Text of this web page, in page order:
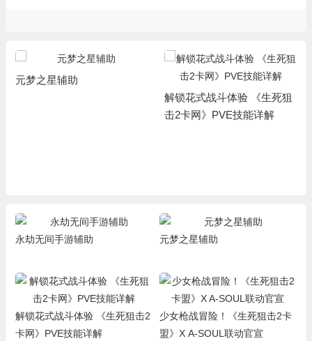
元梦之星辅助
解锁花式战斗体验 《生死狙
击2卡网》PVE技能详解
永劫无间手游辅助 元梦之星辅助
解锁花式战斗体验 《生死狙击2
卡网》PVE技能详解
少女枪战冒险！《生死狙击2卡
盟》X A-SOUL联动官宣